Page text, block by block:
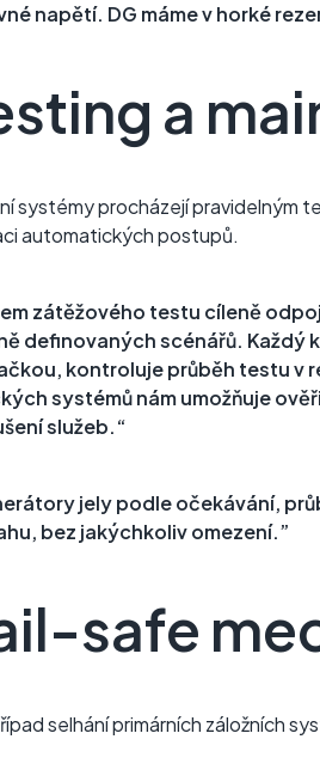
napětí. DG máme v horké
a
systémy procházejí pravidelným
automatických postupů.
zátěžového testu cíleně
definovaných scénářů. Každý
kontroluje průběh testu v
systémů nám umožňuje
služeb.“
jely podle očekávání,
bez jakýchkoliv omezení.”
safe
selhání primárních záložních